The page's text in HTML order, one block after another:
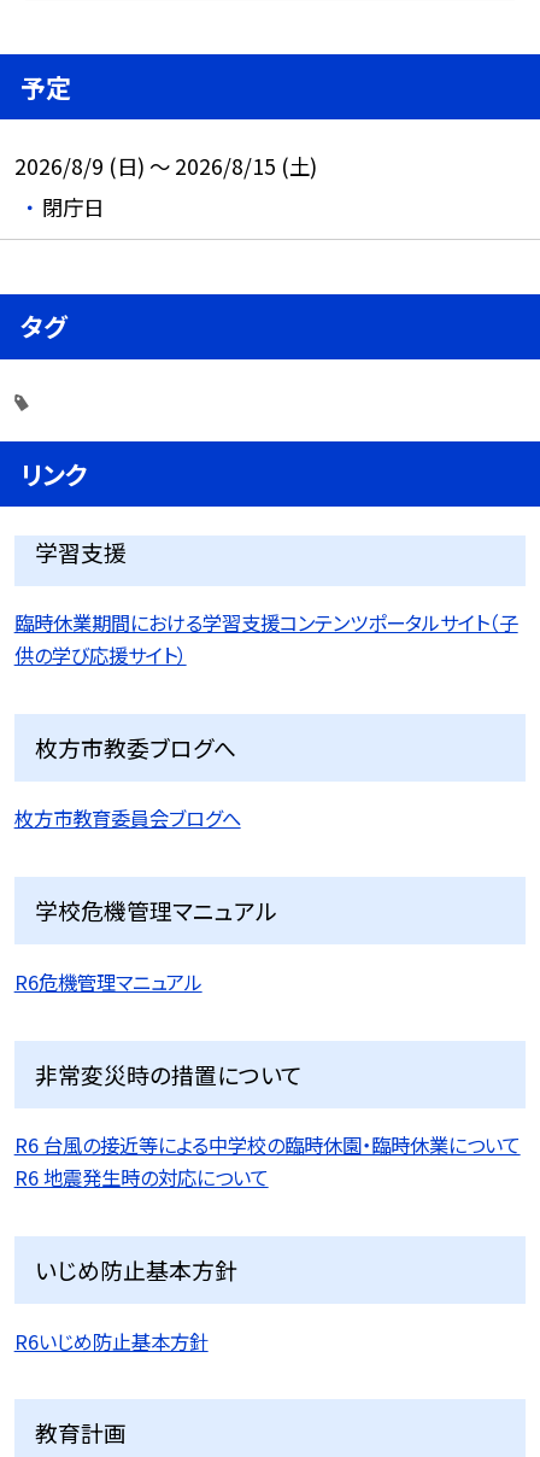
予定
2026/8/9 (日) ～ 2026/8/15 (土)
閉庁日
タグ
リンク
学習支援
臨時休業期間における学習支援コンテンツポータルサイト（子
供の学び応援サイト）
枚方市教委ブログへ
枚方市教育委員会ブログへ
学校危機管理マニュアル
R6危機管理マニュアル
非常変災時の措置について
R6 台風の接近等による中学校の臨時休園・臨時休業について
R6 地震発生時の対応について
いじめ防止基本方針
R6いじめ防止基本方針
教育計画